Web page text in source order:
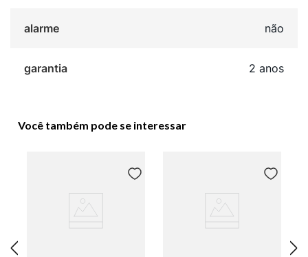
alarme não
garantia 2 anos
Você também pode se interessar